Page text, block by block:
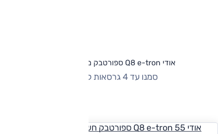
אודי Q8 e-tron ספורטבק מחירון וגרסאות
סמנו עד 4 גרסאות להשוואה
אודי Q8 e-tron 55 ספורטבק חשמלי, 4x4